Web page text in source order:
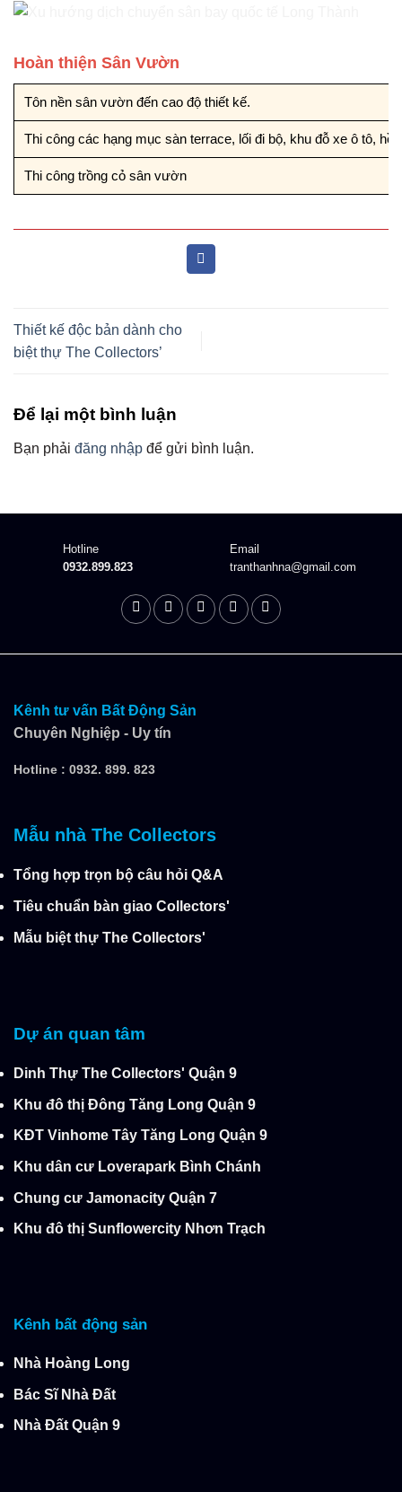
Hoàn thiện Sân Vườn
Tôn nền sân vườn đến cao độ thiết kế.
Thi công các hạng mục sàn terrace, lối đi bộ, khu đỗ xe ô tô, hồ
Thi công trồng cỏ sân vườn
Thiết kế độc bản dành cho
biệt thự The Collectors’
Để lại một bình luận
Bạn phải đăng nhập để gửi bình luận.
Hotline
0932.899.823
Email
tranthanhna@gmail.com
Kênh tư vấn Bất Động Sản
Chuyên Nghiệp - Uy tín
Hotline : 0932. 899. 823
Mẫu nhà The Collectors
Tổng hợp trọn bộ câu hỏi Q&A
Tiêu chuẩn bàn giao Collectors'
Mẫu biệt thự The Collectors'
Dự án quan tâm
Dinh Thự The Collectors' Quận 9
Khu đô thị Đông Tăng Long Quận 9
KĐT Vinhome Tây Tăng Long Quận 9
Khu dân cư Loverapark Bình Chánh
Chung cư Jamonacity Quận 7
Khu đô thị Sunflowercity Nhơn Trạch
Kênh bất động sản
Nhà Hoàng Long
Bác Sĩ Nhà Đất
Nhà Đất Quận 9